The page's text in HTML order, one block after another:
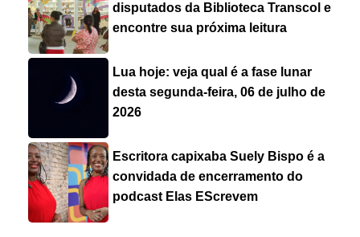
disputados da Biblioteca Transcol e
encontre sua próxima leitura
Lua hoje: veja qual é a fase lunar
desta segunda-feira, 06 de julho de
2026
Escritora capixaba Suely Bispo é a
convidada de encerramento do
podcast Elas EScrevem